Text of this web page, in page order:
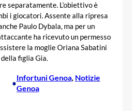
separatamente. L’obiettivo è
i giocatori. Assente alla ripresa
Paulo Dybala, ma per un
ha ricevuto un permesso
la moglie Oriana Sabatini
figlia Gia.
•
Infortuni Genoa, Notizie
Genoa